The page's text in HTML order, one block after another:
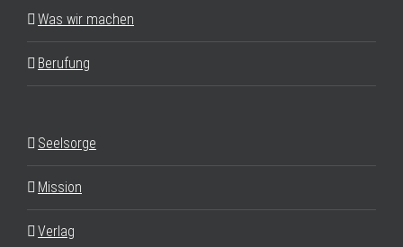
Was wir machen
Berufung
Seelsorge
Mission
Verlag